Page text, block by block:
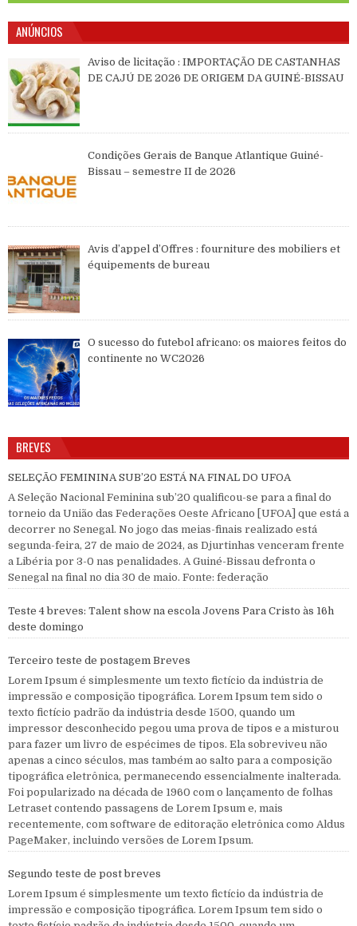
ANÚNCIOS
Aviso de licitação : IMPORTAÇÃO DE CASTANHAS
DE CAJÚ DE 2026 DE ORIGEM DA GUINÉ-BISSAU
Condições Gerais de Banque Atlantique Guiné-
Bissau – semestre II de 2026
Avis d’appel d’Offres : fourniture des mobiliers et
équipements de bureau
O sucesso do futebol africano: os maiores feitos do
continente no WC2026
BREVES
SELEÇÃO FEMININA SUB’20 ESTÁ NA FINAL DO UFOA
A Seleção Nacional Feminina sub’20 qualificou-se para a final do
torneio da União das Federações Oeste Africano [UFOA] que está a
decorrer no Senegal. No jogo das meias-finais realizado está
segunda-feira, 27 de maio de 2024, as Djurtinhas venceram frente
a Libéria por 3-0 nas penalidades. A Guiné-Bissau defronta o
Senegal na final no dia 30 de maio. Fonte: federação
Teste 4 breves: Talent show na escola Jovens Para Cristo às 16h
deste domingo
Terceiro teste de postagem Breves
Lorem Ipsum é simplesmente um texto fictício da indústria de
impressão e composição tipográfica. Lorem Ipsum tem sido o
texto fictício padrão da indústria desde 1500, quando um
impressor desconhecido pegou uma prova de tipos e a misturou
para fazer um livro de espécimes de tipos. Ela sobreviveu não
apenas a cinco séculos, mas também ao salto para a composição
tipográfica eletrônica, permanecendo essencialmente inalterada.
Foi popularizado na década de 1960 com o lançamento de folhas
Letraset contendo passagens de Lorem Ipsum e, mais
recentemente, com software de editoração eletrônica como Aldus
PageMaker, incluindo versões de Lorem Ipsum.
Segundo teste de post breves
Lorem Ipsum é simplesmente um texto fictício da indústria de
impressão e composição tipográfica. Lorem Ipsum tem sido o